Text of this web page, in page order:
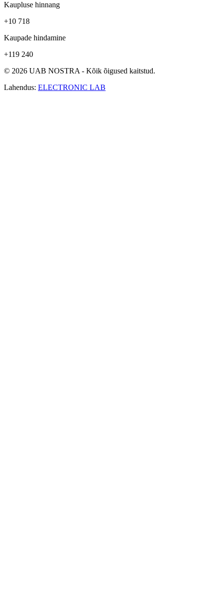
Kaupluse hinnang
+10 718
Kaupade hindamine
+119 240
© 2026 UAB NOSTRA - Kõik õigused kaitstud.
Lahendus: ELECTRONIC LAB